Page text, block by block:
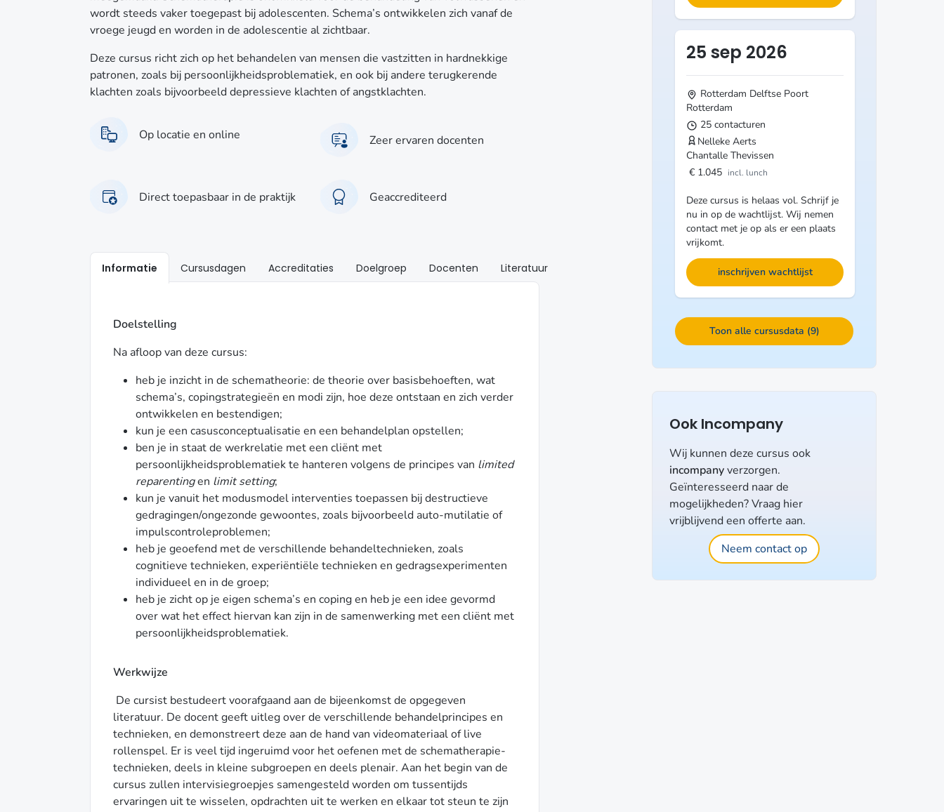
wordt steeds vaker toegepast bij adolescenten. Schema’s ontwikkelen zich vanaf de
vroege jeugd en worden in de adolescentie al zichtbaar.
Deze cursus richt zich op het behandelen van mensen die vastzitten in hardnekkige
patronen, zoals bij persoonlijkheidsproblematiek, en ook bij andere terugkerende
klachten zoals bijvoorbeeld depressieve klachten of angstklachten.
Op locatie en online Zeer ervaren docenten
Direct toepasbaar in de praktijk Geaccrediteerd
Informatie Cursusdagen Accreditaties Doelgroep Docenten Literatuur
Doelstelling
Na afloop van deze cursus:
heb je inzicht in de schematheorie: de theorie over basisbehoeften, wat
schema’s, copingstrategieën en modi zijn, hoe deze ontstaan en zich verder
ontwikkelen en bestendigen;
kun je een casusconceptualisatie en een behandelplan opstellen;
ben je in staat de werkrelatie met een cliënt met
persoonlijkheidsproblematiek te hanteren volgens de principes van limited
reparentingen limit setting;
kun je vanuit het modusmodel interventies toepassen bij destructieve
gedragingen/ongezonde gewoontes, zoals bijvoorbeeld auto-mutilatie of
impulscontroleproblemen;
heb je geoefend met de verschillende behandeltechnieken, zoals
cognitieve technieken, experiëntiële technieken en gedragsexperimenten
individueel en in de groep;
heb je zicht op je eigen schema’s en coping en heb je een idee gevormd
over wat het effect hiervan kan zijn in de samenwerking met een cliënt met
persoonlijkheidsproblematiek.
Werkwijze
De cursist bestudeert voorafgaand aan de bijeenkomst de opgegeven
literatuur. De docent geeft uitleg over de verschillende behandelprincipes en
technieken, en demonstreert deze aan de hand van videomateriaal of live
rollenspel. Er is veel tijd ingeruimd voor het oefenen met de schematherapie-
technieken, deels in kleine subgroepen en deels plenair. Aan het begin van de
cursus zullen intervisiegroepjes samengesteld worden om tussentijds
ervaringen uit te wisselen, opdrachten uit te werken en elkaar tot steun te zijn
25 sep 2026
Rotterdam Delftse Poort
Rotterdam
25 contacturen
Nelleke Aerts
Chantalle Thevissen
€ 1.045 incl. lunch
Deze cursus is helaas vol. Schrijf je
nu in op de wachtlijst. Wij nemen
contact met je op als er een plaats
vrijkomt.
inschrijven wachtlijst
Toon alle cursusdata (9)
Ook Incompany
Wij kunnen deze cursus ook
incompanyverzorgen.
Geïnteresseerd naar de
mogelijkheden? Vraag hier
vrijblijvend een offerte aan.
Neem contact op